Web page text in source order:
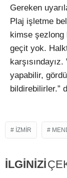
Gereken
Plaj işletme
kimse
geçit yok.
yapabilir,
bildirebilirler.”
IZMIR
İLGİNİZİ